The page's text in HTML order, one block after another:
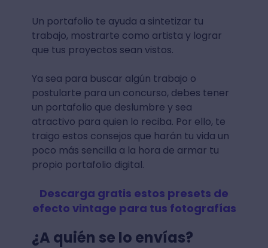
Un portafolio te ayuda a sintetizar tu
trabajo, mostrarte como artista y lograr
que tus proyectos sean vistos.
Ya sea para buscar algún trabajo o
postularte para un concurso, debes tener
un portafolio que deslumbre y sea
atractivo para quien lo reciba. Por ello, te
traigo estos consejos que harán tu vida un
poco más sencilla a la hora de armar tu
propio portafolio digital.
Descarga gratis estos presets de
efecto vintage para tus fotografías
¿A quién se lo envías?